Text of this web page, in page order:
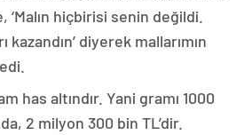
hiçbirisi senin değildi.
kazandın’ diyerek mallarımın
has altındır. Yani gramı 1000
2 milyon 300 bin TL’dir.